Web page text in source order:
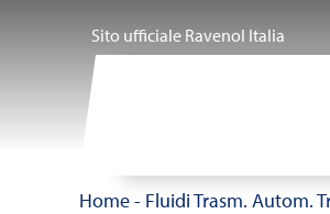
Sito ufficiale Ravenol Italia
Home- Fluidi Trasm. Autom.